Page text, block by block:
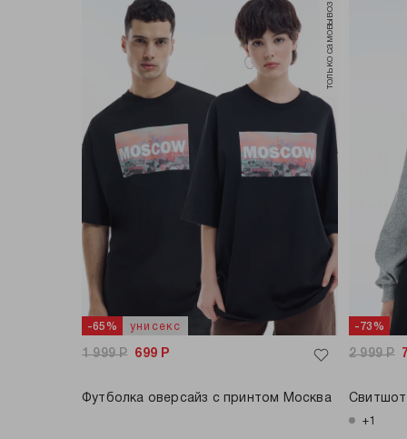
-65% унисекс
только самовывоз
1 999Р 699 Р
Футболка оверсайз с принтом Москва
-73%
2 999Р
Свитшот
+1